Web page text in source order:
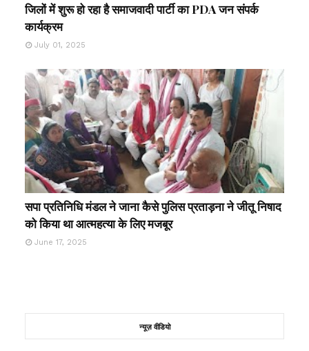
जिलों में शुरू हो रहा है समाजवादी पार्टी का PDA जन संपर्क
कार्यक्रम
July 01, 2025
सपा प्रतिनिधि मंडल ने जाना कैसे पुलिस प्रताड़ना ने जीतू निषाद
को किया था आत्महत्या के लिए मजबूर
June 17, 2025
न्यूज़ वीडियो